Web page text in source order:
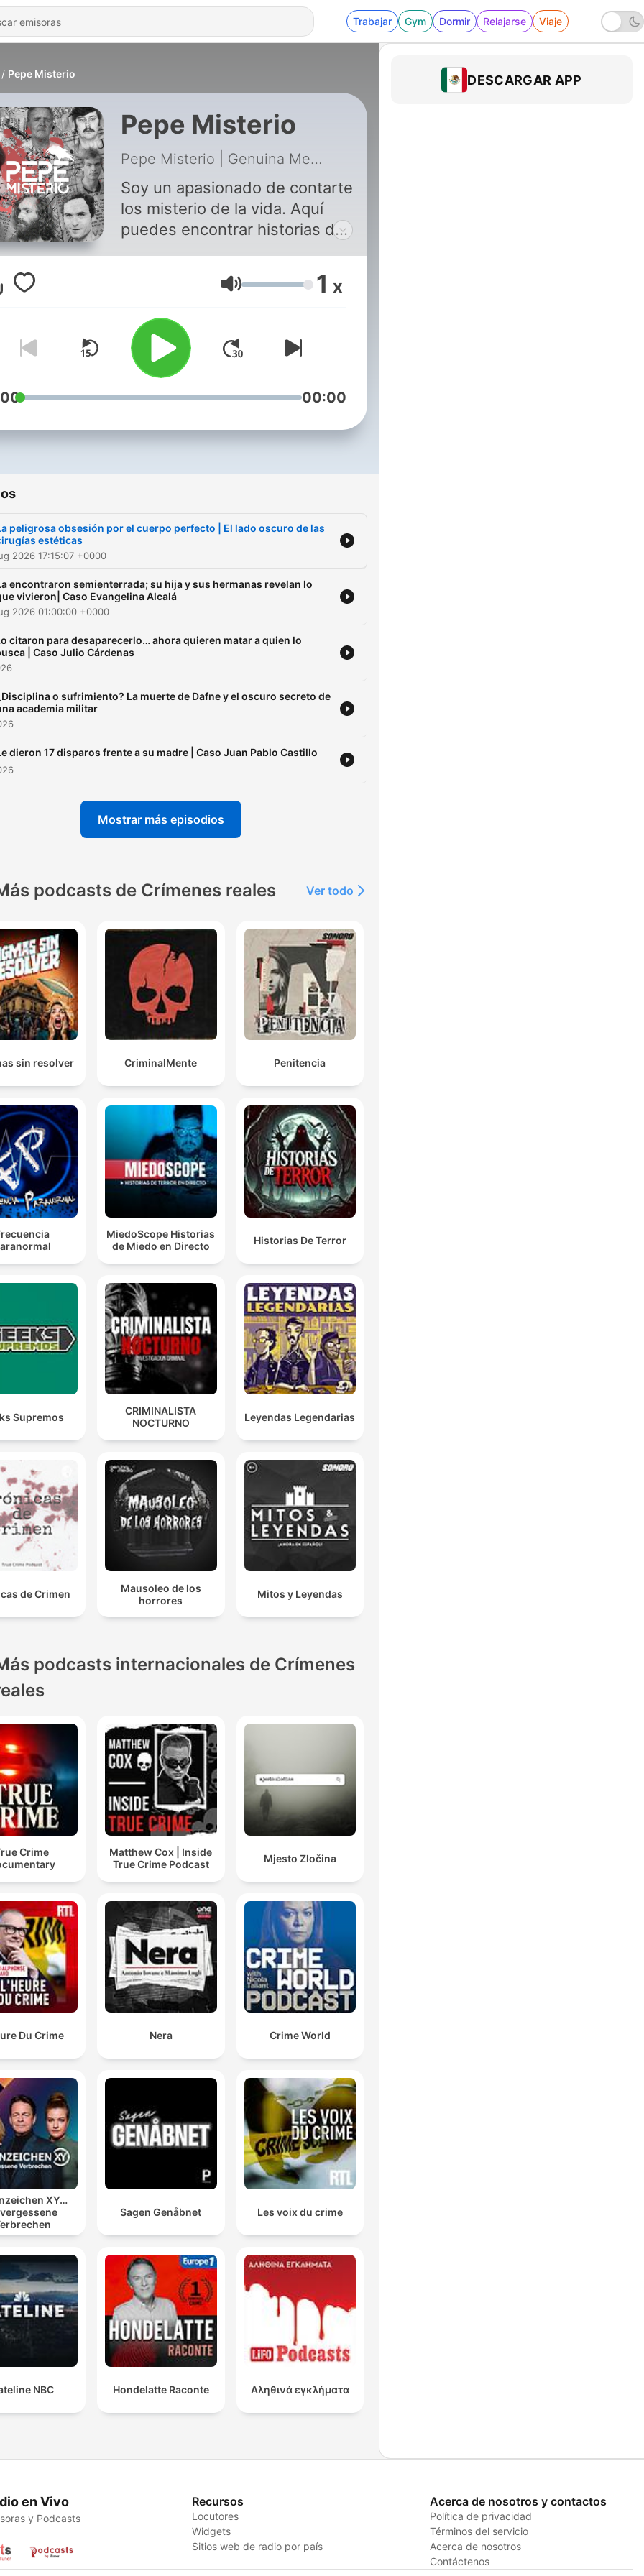
Trabajar Gym Dormir Relajarse Viaje
Pepe Misterio
Pepe Misterio
Pepe Misterio | Genuina Media
Soy un apasionado de contarte
los misterio de la vida. Aquí
puedes encontrar historias de
personajes importantes, de
música, entre muchos más
en mis redes sociales como
Pepe Misterio.
Volumen 1 x
00:00
peligrosa obsesión por el cuerpo perfecto | El lado oscuro de las
estéticas
2026 17:15:07 +0000
encontraron semienterrada; su hija y sus hermanas revelan lo
vivieron| Caso Evangelina Alcalá
2026 01:00:00 +0000
citaron para desaparecerlo… ahora quieren matar a quien lo
| Caso Julio Cárdenas
o sufrimiento? La muerte de Dafne y el oscuro secreto de
academia militar
dieron 17 disparos frente a su madre | Caso Juan Pablo Castillo
Mostrar más episodios
podcasts de Crímenes reales Ver todo
sin resolver CriminalMente Penitencia
MiedoScope Historias
de Miedo en Directo
Historias De Terror
Supremos
CRIMINALISTA
NOCTURNO
Leyendas Legendarias
de Crimen
Mausoleo de los
horrores
Mitos y Leyendas
podcasts internacionales de Crímenes
Crime
Matthew Cox | Inside
True Crime Podcast
Mjesto Zločina
Du Crime Nera Crime World
XY…
Sagen Genåbnet Les voix du crime
NBC Hondelatte Raconte Αληθινά εγκλήματα
DESCARGAR APP
en Vivo
y Podcasts
Recursos
Locutores
Widgets
Sitios web de radio por país
Acerca de nosotros y contactos
Política de privacidad
Términos del servicio
Acerca de nosotros
Contáctenos